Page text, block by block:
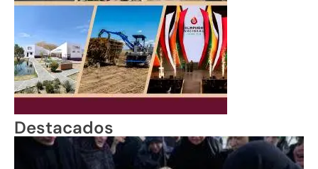
Destacados